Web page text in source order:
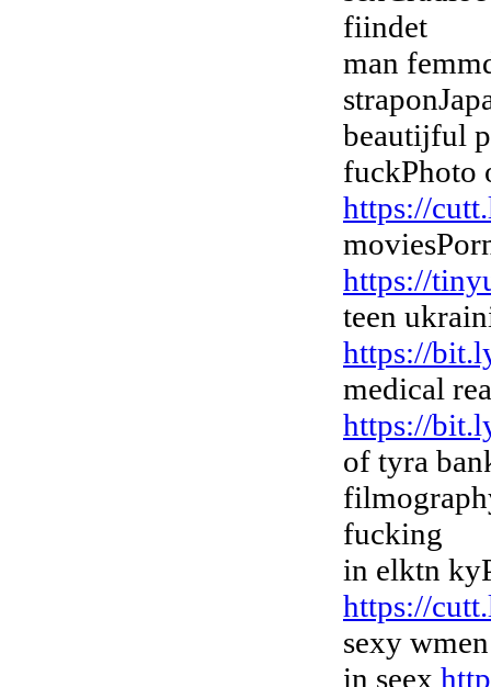
fiindet
man
beautijful
fuckPhoto
https://
https://
teen
https://
medical
https://
of tyra
fucking
in elktn
https://
sexy
in seex